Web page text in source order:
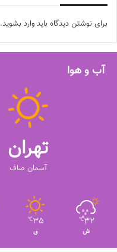
برای نوشتن دیدگاه باید وارد بشوید.
آب و هوا
تهران
آسمان صاف
32
℃
ش
35
℃
ی